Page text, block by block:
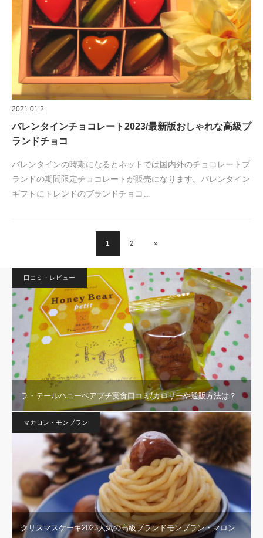
2021.01.2
バレンタインチョコレート2023/最新版おしゃれな高級ブ
ランドチョコ
バレンタインの時期になるとネットでは国内外のチョコレートブ
ランドの期間限定チョコレートが販売になります。バレンタイン
ギフトにトレンドのブランドチョコ…
1 2 »
口コミ・レビュー
ラ・テールハニーベアプチ実食口コミ/カロリーや通販方法は？
マカロン・モンブラン
クリスマスケーキ2023人気の高級ブランドモンブラン・マロン